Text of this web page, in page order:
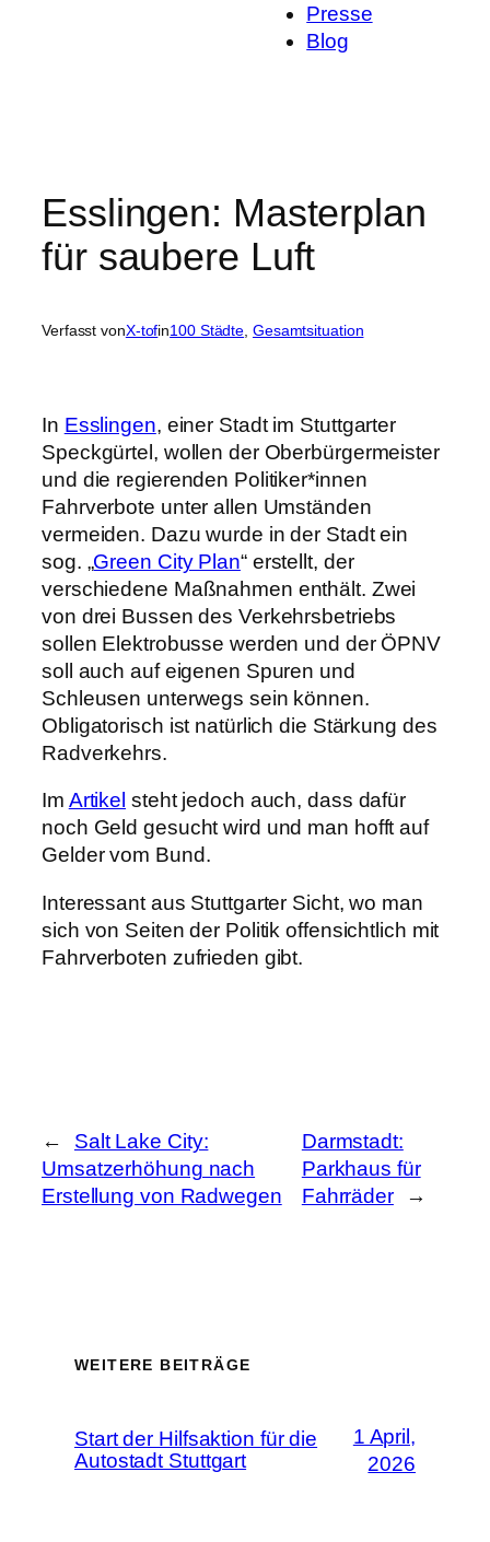
Presse
Blog
Esslingen: Masterplan
für saubere Luft
Verfasst vonX-tofin100 Städte Gesamtsituation
In Esslingen, einer Stadt im Stuttgarter
Speckgürtel, wollen der Oberbürgermeister
und die regierenden Politiker*innen
Fahrverbote unter allen Umständen
vermeiden. Dazu wurde in der Stadt ein
sog. „Green City Plan“ erstellt, der
verschiedene Maßnahmen enthält. Zwei
von drei Bussen des Verkehrsbetriebs
sollen Elektrobusse werden und der ÖPNV
soll auch auf eigenen Spuren und
Schleusen unterwegs sein können.
Obligatorisch ist natürlich die Stärkung des
Radverkehrs.
Im Artikel steht jedoch auch, dass dafür
noch Geld gesucht wird und man hofft auf
Gelder vom Bund.
Interessant aus Stuttgarter Sicht, wo man
sich von Seiten der Politik offensichtlich mit
Fahrverboten zufrieden gibt.
←
Salt Lake City:
Umsatzerhöhung nach
Erstellung von Radwegen
Darmstadt:
Parkhaus für
Fahrräder
→
WEITERE BEITRÄGE
Start der Hilfsaktion für die
Autostadt Stuttgart
1 April,
2026